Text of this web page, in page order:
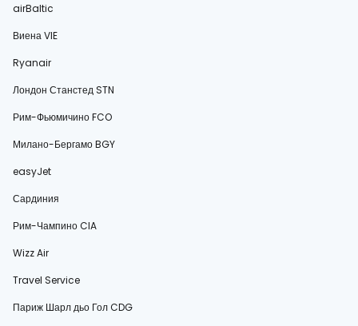
airBaltic
Виена VIE
Ryanair
Лондон Станстед STN
Рим-Фьюмичино FCO
Милано-Бергамо BGY
easyJet
Сардиния
Рим-Чампино CIA
Wizz Air
Travel Service
Париж Шарл дьо Гол CDG